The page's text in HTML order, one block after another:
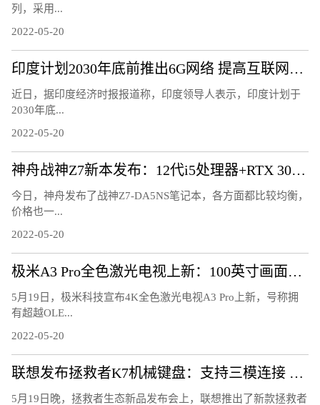
列，采用...
2022-05-20
印度计划2030年底前推出6G网络 提高互联网速度
近日，据印度经济时报报道称，印度领导人表示，印度计划于
2030年底...
2022-05-20
神舟战神Z7新本发布：12代i5处理器+RTX 3050显卡
今日，神舟发布了战神Z7-DA5NS笔记本，各方面都比较均衡，
价格也一...
2022-05-20
极米A3 Pro全色激光电视上新：100英寸画面超OLED电视
5月19日，极米科技宣布4K全色激光电视A3 Pro上新，号称拥
有超越OLE...
2022-05-20
联想发布拯救者K7机械键盘：支持三模连接 可热插拔
5月19日晚，拯救者生态新品发布会上，联想推出了新款拯救者